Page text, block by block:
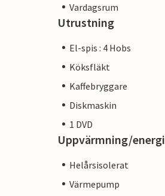
Vardagsrum
Utrustning
El-spis : 4 Hobs
Köksfläkt
Kaffebryggare
Diskmaskin
1 DVD
Uppvärmning/energi
Helårsisolerat
Värmepump